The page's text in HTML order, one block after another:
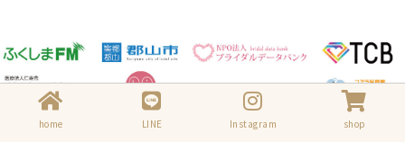
home LINE Instagram shop